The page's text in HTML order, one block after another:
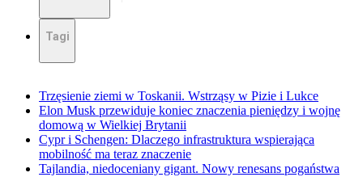
Tagi
Trzęsienie ziemi w Toskanii. Wstrząsy w Pizie i Lukce
Elon Musk przewiduje koniec znaczenia pieniędzy i wojnę
domową w Wielkiej Brytanii
Cypr i Schengen: Dlaczego infrastruktura wspierająca
mobilność ma teraz znaczenie
Tajlandia, niedoceniany gigant. Nowy renesans pogaństwa